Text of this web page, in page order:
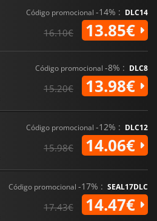
Código promocional -14% : DLC14
16.10€ 13.85€
Código promocional -8% : DLC8
15.20€ 13.98€
Código promocional -12% : DLC12
15.98€ 14.06€
Código promocional -17% : SEAL17DLC
17.43€ 14.47€